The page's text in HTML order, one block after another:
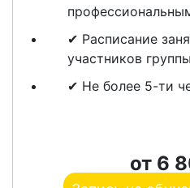
✔ Расписание
участников группы
✔ Не более 5-ти
от 6